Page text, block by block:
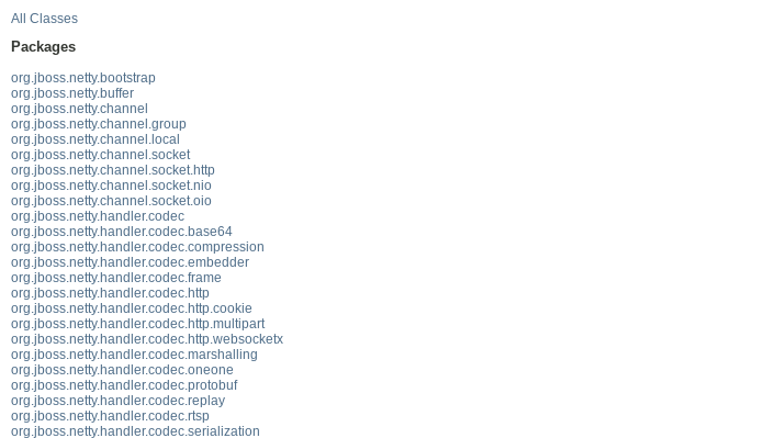
All Classes
Packages
org.jboss.netty.bootstrap
org.jboss.netty.buffer
org.jboss.netty.channel
org.jboss.netty.channel.group
org.jboss.netty.channel.local
org.jboss.netty.channel.socket
org.jboss.netty.channel.socket.http
org.jboss.netty.channel.socket.nio
org.jboss.netty.channel.socket.oio
org.jboss.netty.handler.codec
org.jboss.netty.handler.codec.base64
org.jboss.netty.handler.codec.compression
org.jboss.netty.handler.codec.embedder
org.jboss.netty.handler.codec.frame
org.jboss.netty.handler.codec.http
org.jboss.netty.handler.codec.http.cookie
org.jboss.netty.handler.codec.http.multipart
org.jboss.netty.handler.codec.http.websocketx
org.jboss.netty.handler.codec.marshalling
org.jboss.netty.handler.codec.oneone
org.jboss.netty.handler.codec.protobuf
org.jboss.netty.handler.codec.replay
org.jboss.netty.handler.codec.rtsp
org.jboss.netty.handler.codec.serialization